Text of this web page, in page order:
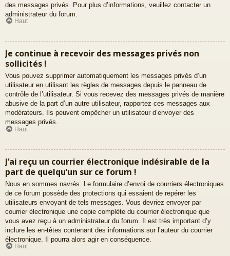
des messages privés. Pour plus d’informations, veuillez contacter un
administrateur du forum.
Haut
Je continue à recevoir des messages privés non
sollicités !
Vous pouvez supprimer automatiquement les messages privés d’un
utilisateur en utilisant les règles de messages depuis le panneau de
contrôle de l’utilisateur. Si vous recevez des messages privés de manière
abusive de la part d’un autre utilisateur, rapportez ces messages aux
modérateurs. Ils peuvent empêcher un utilisateur d’envoyer des
messages privés.
Haut
J’ai reçu un courrier électronique indésirable de la
part de quelqu’un sur ce forum !
Nous en sommes navrés. Le formulaire d’envoi de courriers électroniques
de ce forum possède des protections qui essaient de repérer les
utilisateurs envoyant de tels messages. Vous devriez envoyer par
courrier électronique une copie complète du courrier électronique que
vous avez reçu à un administrateur du forum. Il est très important d’y
inclure les en-têtes contenant des informations sur l’auteur du courrier
électronique. Il pourra alors agir en conséquence.
Haut